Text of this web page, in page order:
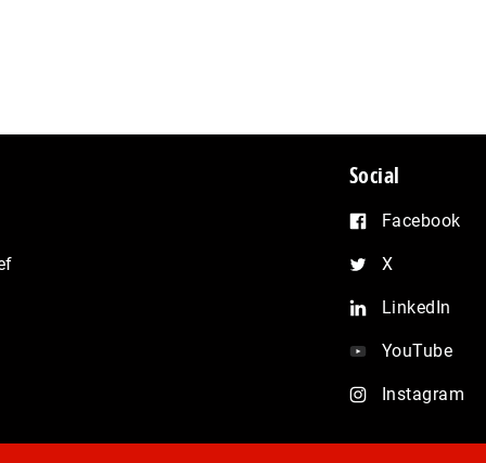
Social
Facebook
X
LinkedIn
YouTube
Instagram